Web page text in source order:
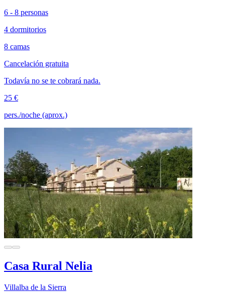
6 - 8 personas
4 dormitorios
8 camas
Cancelación gratuita
Todavía no se te cobrará nada.
25 €
pers./noche (aprox.)
Casa Rural Nelia
Villalba de la Sierra